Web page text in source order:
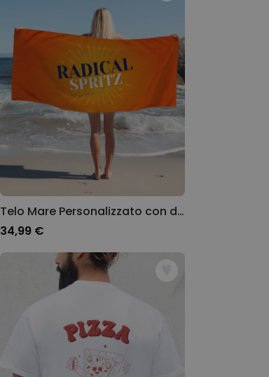
Telo Mare Personalizzato con due Frasi
34,99 €